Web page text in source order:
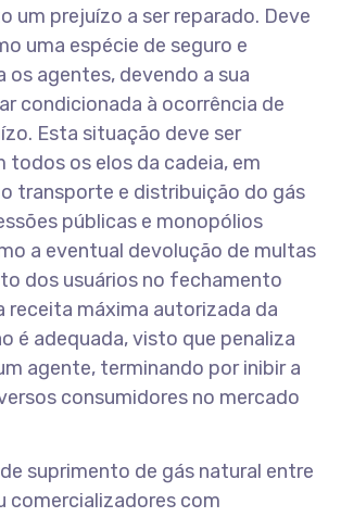
um prejuízo a ser reparado. Deve
uma espécie de seguro e
os agentes, devendo a sua
condicionada à ocorrência de
Esta situação deve ser
todos os elos da cadeia, em
transporte e distribuição do gás
públicas e monopólios
a eventual devolução de multas
dos usuários no fechamento
receita máxima autorizada da
é adequada, visto que penaliza
agente, terminando por inibir a
consumidores no mercado
suprimento de gás natural entre
comercializadores com